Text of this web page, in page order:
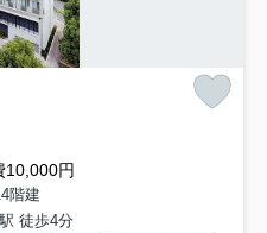
10,000円
階建
徒歩4分